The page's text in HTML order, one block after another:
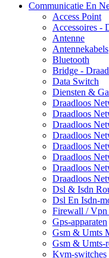
Communicatie En
Access Point
Accessoires -
Antenne
Antennekabels
Bluetooth
Bridge -
Data Switch
Diensten &
Draadloos
Draadloos
Draadloos
Draadloos
Draadloos
Draadloos
Draadloos
Draadloos
Dsl & Isdn
Dsl En Isdn-
Firewall / Vpn
Gps-apparaten
Gsm & Umts
Gsm & Umts-
Kvm-switches